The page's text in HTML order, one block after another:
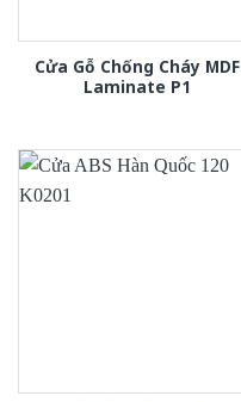
Cửa Gỗ Chống Cháy MDF
Laminate P1